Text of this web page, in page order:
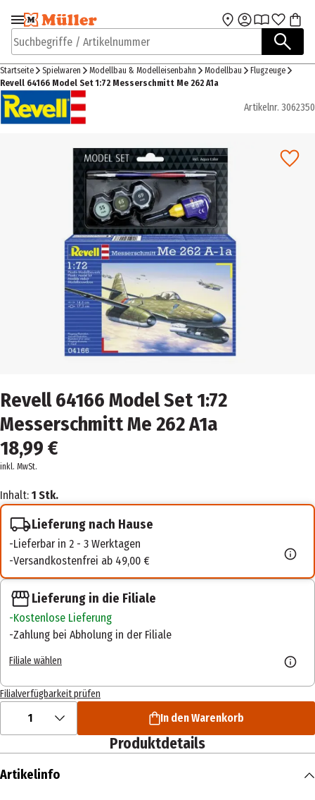
Zur Navigation
springen
Zum Hauptinhalt
Suchbegriffe / Artikelnummer
Startseite Spielwaren Modellbau & Modelleisenbahn Modellbau
Flugzeuge
Revell 64166 Model Set 1:72 Messerschmitt Me 262 A1a
Artikelnr. 3062350
Revell 64166 Model Set 1:72
Messerschmitt Me 262 A1a
18,99 €
inkl. MwSt.
Inhalt: 1 Stk.
Lieferung nach Hause
Lieferbar in 2 - 3 Werktagen
Versandkostenfrei ab 49,00 €
Lieferung in die Filiale
Kostenlose Lieferung
Zahlung bei Abholung in der Filiale
Filiale wählen
Filialverfügbarkeit prüfen
1 In den Warenkorb
Produktdetails
Artikelinfo